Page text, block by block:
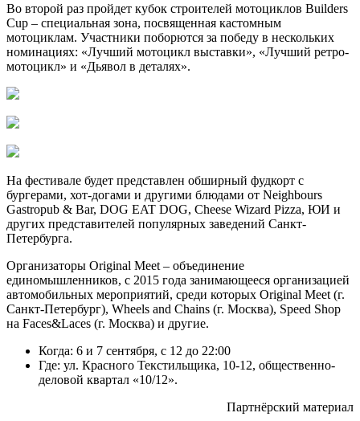
​Во второй раз пройдет кубок строителей мотоциклов Builders
Cup – специальная зона, посвященная кастомным
мотоциклам. Участники поборются за победу в нескольких
номинациях: «Лучший мотоцикл выставки», «Лучший ретро-
мотоцикл» и «Дьявол в деталях».
На фестивале будет представлен обширный фудкорт с
бургерами, хот-догами и другими блюдами от Neighbours
Gastropub & Bar, DOG EAT DOG, Cheese Wizard Pizza, ЮИ и
других представителей популярных заведений Санкт-
Петербурга.
Организаторы Original Meet – объединение
единомышленников, с 2015 года занимающееся организацией
автомобильных мероприятий, среди которых Original Meet (г.
Санкт-Петербург), Wheels and Chains (г. Москва), Speed Shop
на Faces&Laces (г. Москва) и другие.
Когда: 6 и 7 сентября, с 12 до 22:00
Где: ул. Красного Текстильщика, 10-12, общественно-
деловой квартал «10/12».
Партнёрский материал